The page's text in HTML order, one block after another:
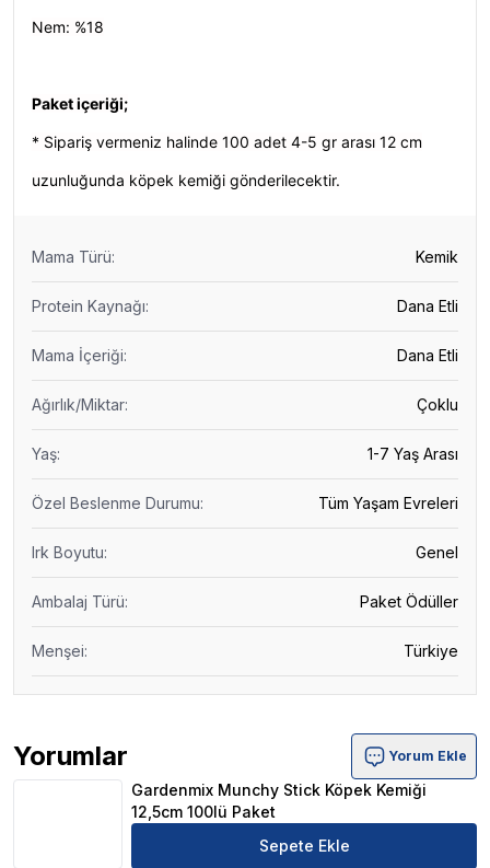
Nem: %18
Paket içeriği;
* Sipariş vermeniz halinde 100 adet 4-5 gr arası 12 cm
uzunluğunda köpek kemiği gönderilecektir.
Mama Türü: Kemik
Protein Kaynağı: Dana Etli
Mama İçeriği: Dana Etli
Ağırlık/Miktar: Çoklu
Yaş: 1-7 Yaş Arası
Özel Beslenme Durumu: Tüm Yaşam Evreleri
Irk Boyutu: Genel
Ambalaj Türü: Paket Ödüller
Menşei: Türkiye
Yorumlar
Gardenmix Munchy Stick Köpek Kemiği 12,5cm 100lü
Yorum Ekle
Gardenmix Munchy Stick Köpek Kemiği
12,5cm 100lü Paket
Sepete Ekle